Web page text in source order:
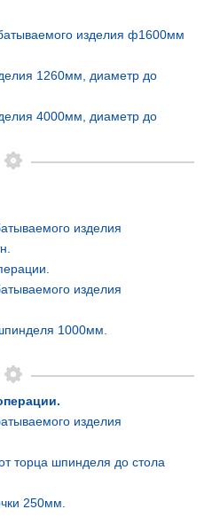
изделия ф1600мм
1260мм, диаметр до
4000мм, диаметр до
изделия
изделия
1000мм.
изделия
торца шпинделя до стола
250мм.